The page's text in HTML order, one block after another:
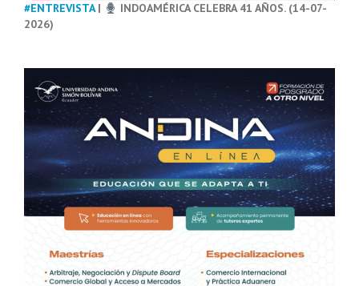
#ENTREVISTA|
INDOAMÉRICA CELEBRA 41 AÑOS. (14-07-
2026)